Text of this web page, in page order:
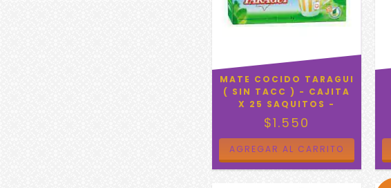
MATE COCIDO TARAGUI
( SIN TACC ) - CAJITA
X 25 SAQUITOS -
$1.550